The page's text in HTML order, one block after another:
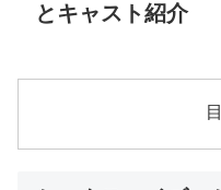
とキャスト紹介